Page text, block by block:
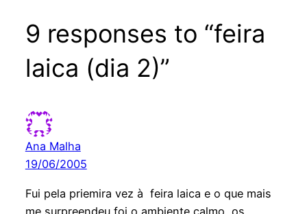
9 responses to “feira
laica (dia 2)”
Ana Malha
19/06/2005
Fui pela priemira vez à feira laica e o que mais
me surpreendeu foi o ambiente calmo, os